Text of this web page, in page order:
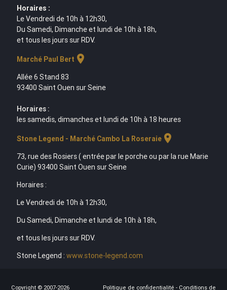
Horaires :
Le Vendredi de 10h à 12h30,
Du Samedi, Dimanche et lundi de 10h à 18h,
et tous les jours sur RDV.
Marché Paul Bert location_on
Allée 6 Stand 83
93400 Saint Ouen sur Seine
Horaires :
les samedis, dimanches et lundi de 10h à 18 heures
Stone Legend - Marché Cambo La Roseraielocation_on
73, rue des Rosiers ( entrée par le porche ou par la rue Marie
Curie) 93400 Saint Ouen sur Seine
Horaires :
Le Vendredi de 10h à 12h30,
Du Samedi, Dimanche et lundi de 10h à 18h,
et tous les jours sur RDV.
Stone Legend : www.stone-legend.com
Copyright © 2007-2026 Politique de confidentialité - Conditions de